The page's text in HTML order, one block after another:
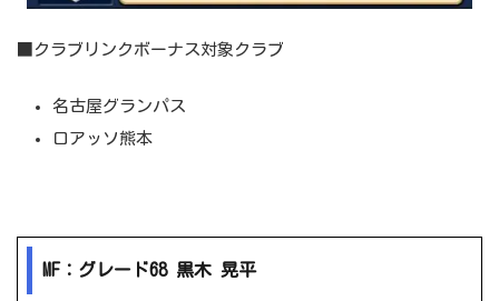
■クラブリンクボーナス対象クラブ
名古屋グランパス
ロアッソ熊本
MF：グレード68 黒木 晃平